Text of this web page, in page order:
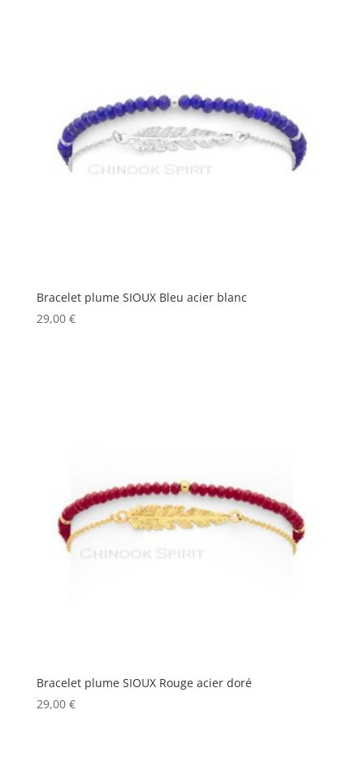
Bracelet plume SIOUX Bleu acier blanc
29,00 €
Bracelet plume SIOUX Rouge acier doré
29,00 €